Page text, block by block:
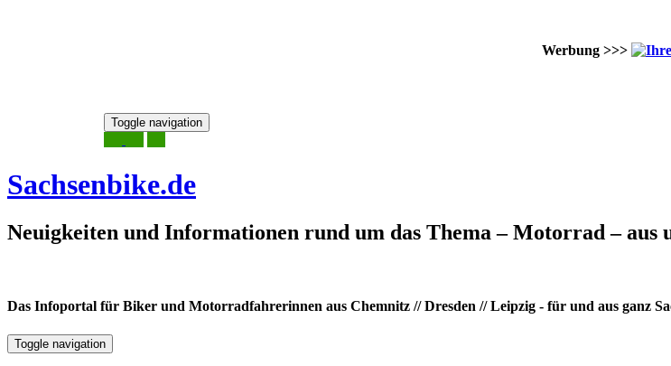
Werbung >>>
Toggle navigation
Sachsenbike.de
Neuigkeiten und Informationen rund um das Thema – Motorrad – aus
Das Infoportal für Biker und Motorradfahrerinnen aus Chemnitz // Dresden // Leipzig - für und aus ganz
Toggle navigation